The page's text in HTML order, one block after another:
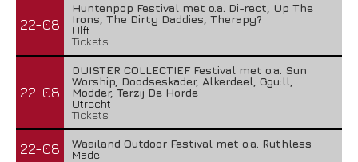
22-08
Huntenpop Festival met o.a. Di-rect, Up The
Irons, The Dirty Daddies, Therapy?
Ulft
Tickets
22-08
DUISTER COLLECTIEF Festival met o.a. Sun
Worship, Doodseskader, Alkerdeel, Ggu:ll,
Modder, Terzij De Horde
Utrecht
Tickets
22-08
Waailand Outdoor Festival met o.a. Ruthless
Made